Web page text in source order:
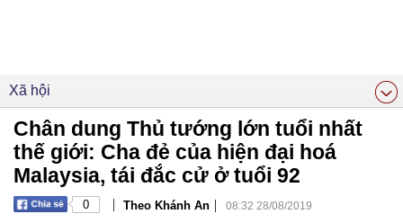
Xã hội
Chân dung Thủ tướng lớn tuổi nhất
thế giới: Cha đẻ của hiện đại hoá
Malaysia, tái đắc cử ở tuổi 92
0 | Theo Khánh An | 08:32 28/08/2019